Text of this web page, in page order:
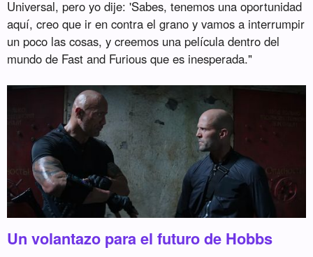
Universal, pero yo dije: 'Sabes, tenemos una oportunidad
aquí, creo que ir en contra el grano y vamos a interrumpir
un poco las cosas, y creemos una película dentro del
mundo de Fast and Furious que es inesperada."
Un volantazo para el futuro de Hobbs